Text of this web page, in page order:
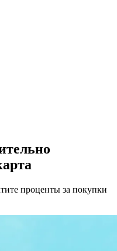
проценты за покупки